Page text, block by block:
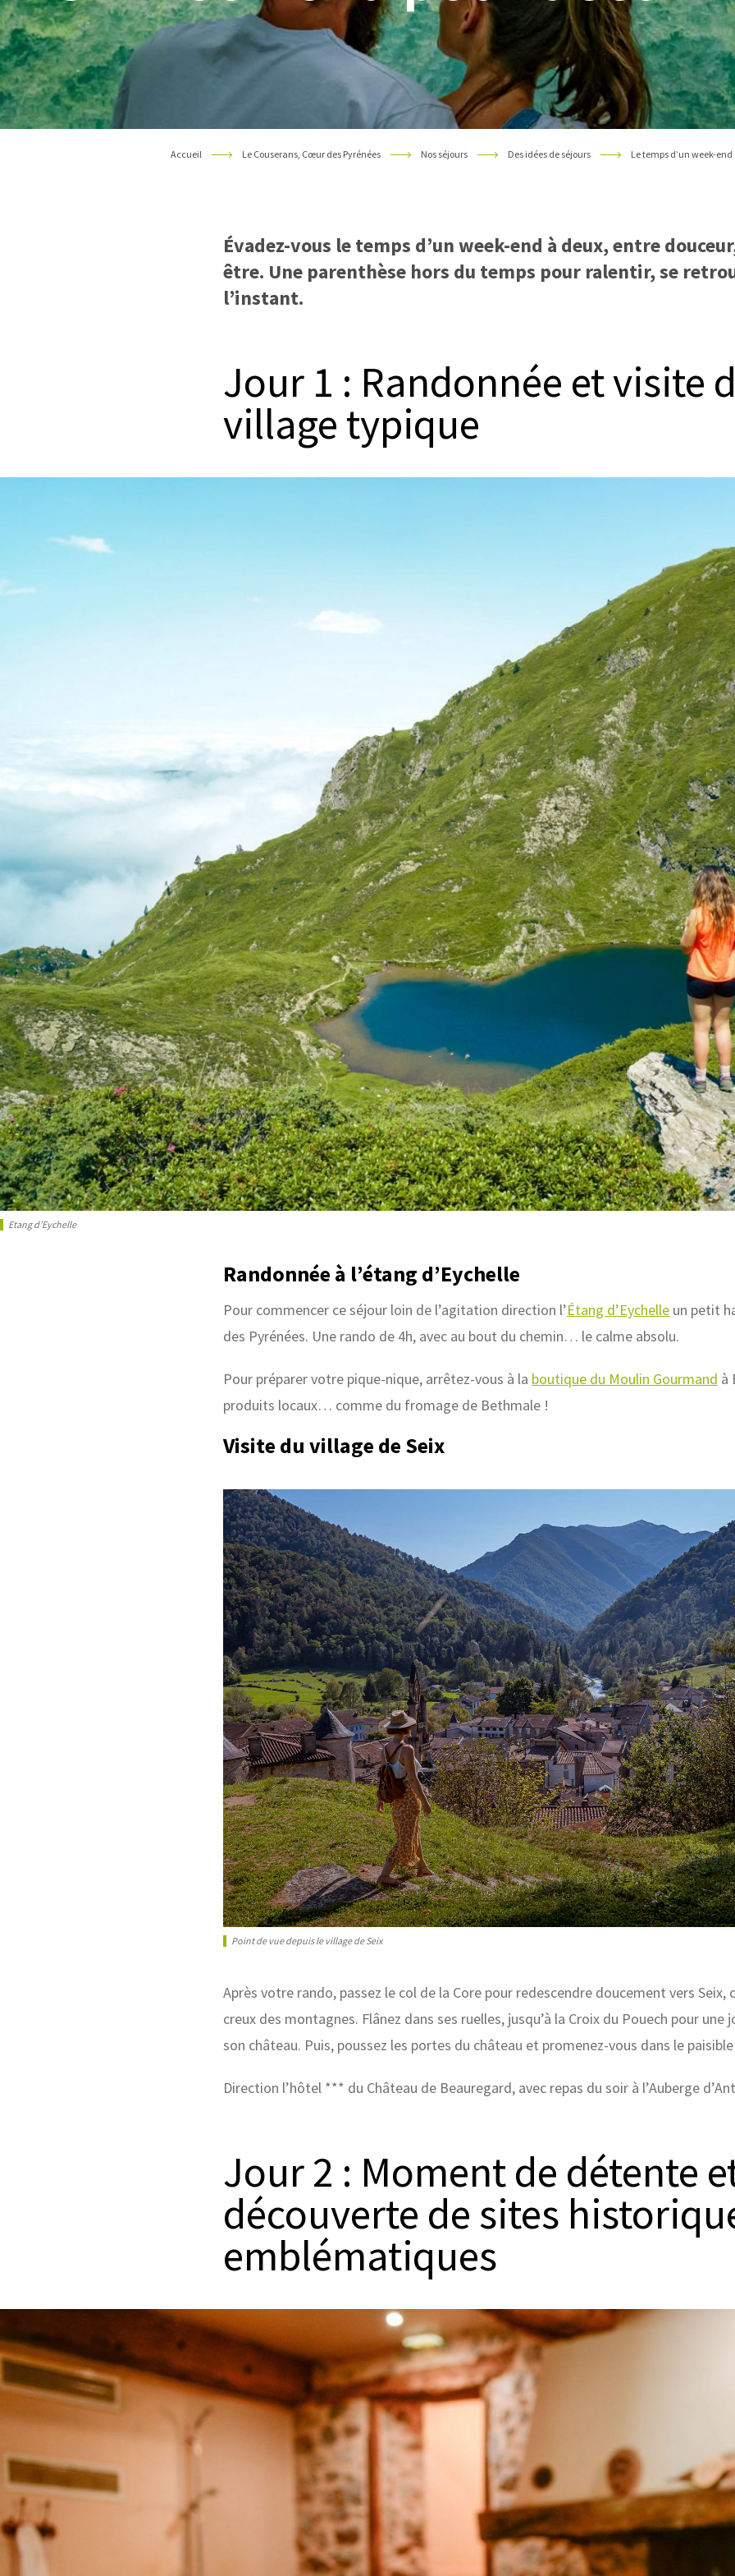
Accueil Le Couserans, Cœur des Pyrénées Nos séjours Des idées de séjours Le temps d’un week-end
Évadez-vous le temps d’un week-end à deux, entre
être. Une parenthèse hors du temps pour ralentir, se
l’instant.
Jour 1 : Randonnée et visite
village typique
Etang d’Eychelle
Randonnée à l’étang d’Eychelle
Pour commencer ce séjour loin de l’agitation direction l’Étang d’Eychelle un petit
des Pyrénées. Une rando de 4h, avec au bout du chemin… le calme absolu.
Pour préparer votre pique-nique, arrêtez-vous à la boutique du Moulin Gourmand à
produits locaux… comme du fromage de Bethmale !
Visite du village de Seix
Point de vue depuis le village de Seix
Après votre rando, passez le col de la Core pour redescendre doucement vers
creux des montagnes. Flânez dans ses ruelles, jusqu’à la Croix du Pouech pour une
son château. Puis, poussez les portes du château et promenez-vous dans le
Direction l’hôtel *** du Château de Beauregard, avec repas du soir à l’Auberge
Jour 2 : Moment de détente
découverte de sites
emblématiques